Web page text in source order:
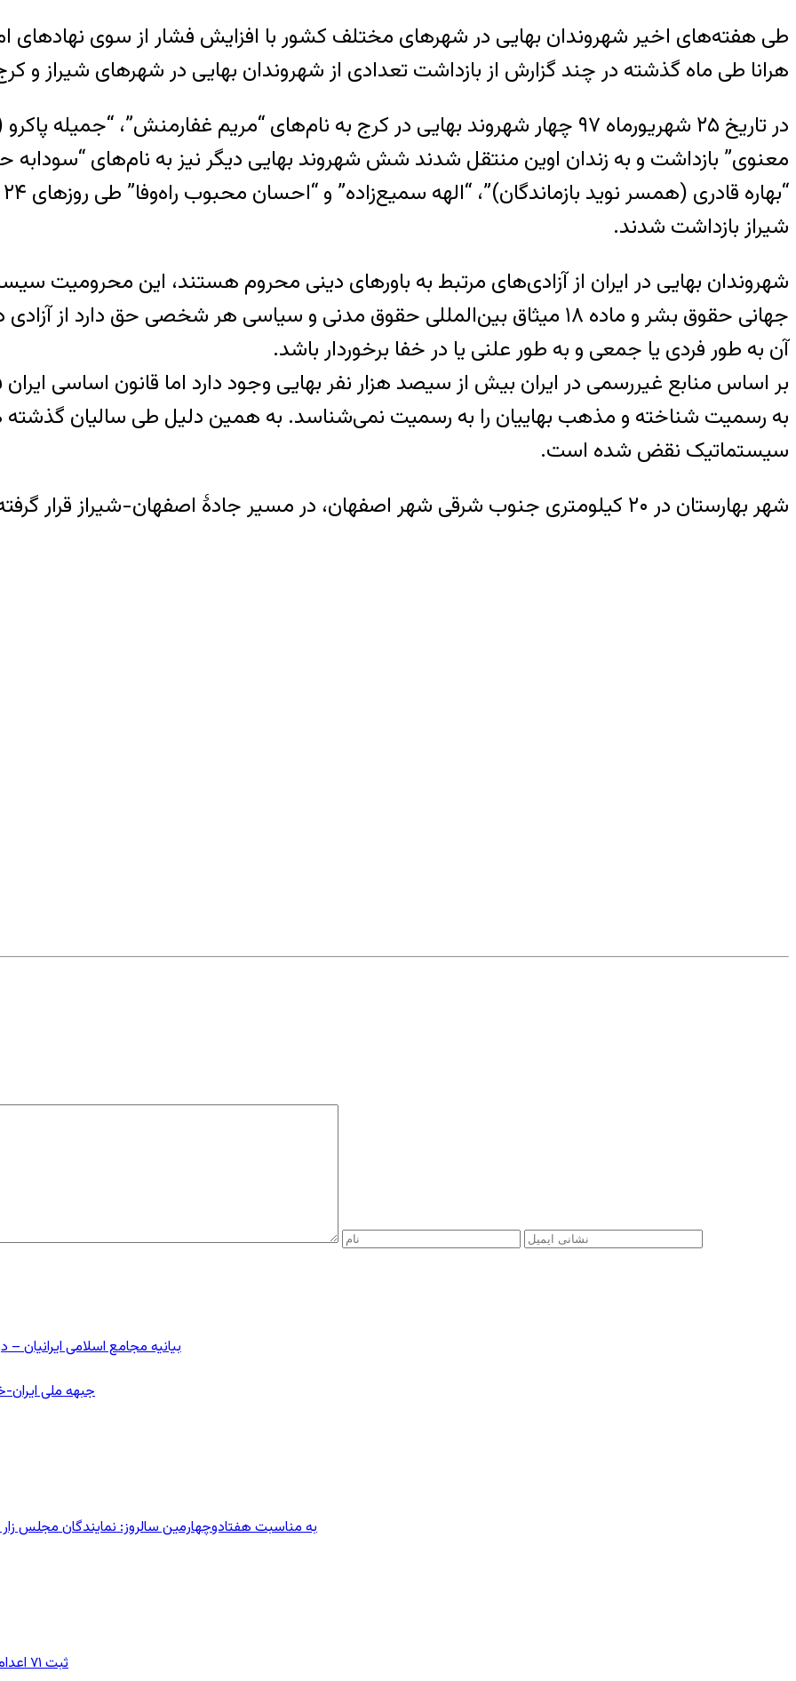
طی هفته‌های اخیر شهروندان بهایی در شهرهای مختلف کشور با افزایش فشار از سوی نهادهای
هرانا طی ماه گذشته در چند گزارش از بازداشت تعدادی از شهروندان بهایی در شهرهای شیراز و
در تاریخ ۲۵ شهریورماه ۹۷ چهار شهروند بهایی در کرج به نام‌های “مریم غفارمنش”،
معنوی” بازداشت و به زندان اوین منتقل شدند شش شهروند بهایی دیگر نیز به نام‌های “سودابه
شیراز بازداشت شدند.
جهانی حقوق بشر و ماده ۱۸ میثاق بین‌المللی حقوق مدنی و سیاسی هر شخصی حق دارد
آن به طور فردی یا جمعی و به طور علنی یا در خفا برخوردار باشد.
بر اساس منابع غیررسمی در ایران بیش از سیصد هزار نفر بهایی وجود دارد اما قانون اساسی
به رسمیت شناخته و مذهب بهاییان را به رسمیت نمی‌شناسد. به همین دلیل طی سالیان گذشته
سیستماتیک نقض شده است.
شهر بهارستان در ۲۰ کیلومتری جنوب شرقی شهر اصفهان، در مسیر جادهٔ اصفهان-شیراز قرار گرفته است.
بیانیه مجامع اسلامی
جبهه ملی
به مناسبت هفتادوچهارمین سالروز: نمایندگان مجلس زار می‌زدند/ تهران در آتش؛ ۳۰
ثبت ۷۱ اعدام در ژوئیه؛ شمار اعدام‌ها در سال ۲۰۲۶ به دست‌کم ۴۴۴ نفر رسید